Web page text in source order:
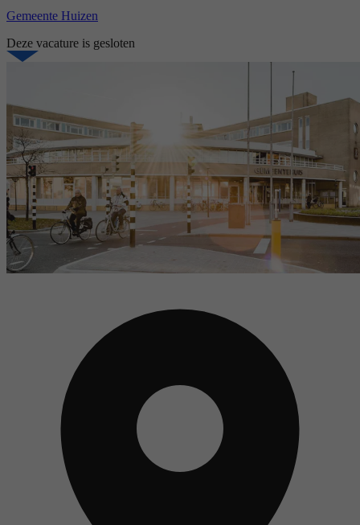
Gemeente Huizen
Deze vacature is gesloten